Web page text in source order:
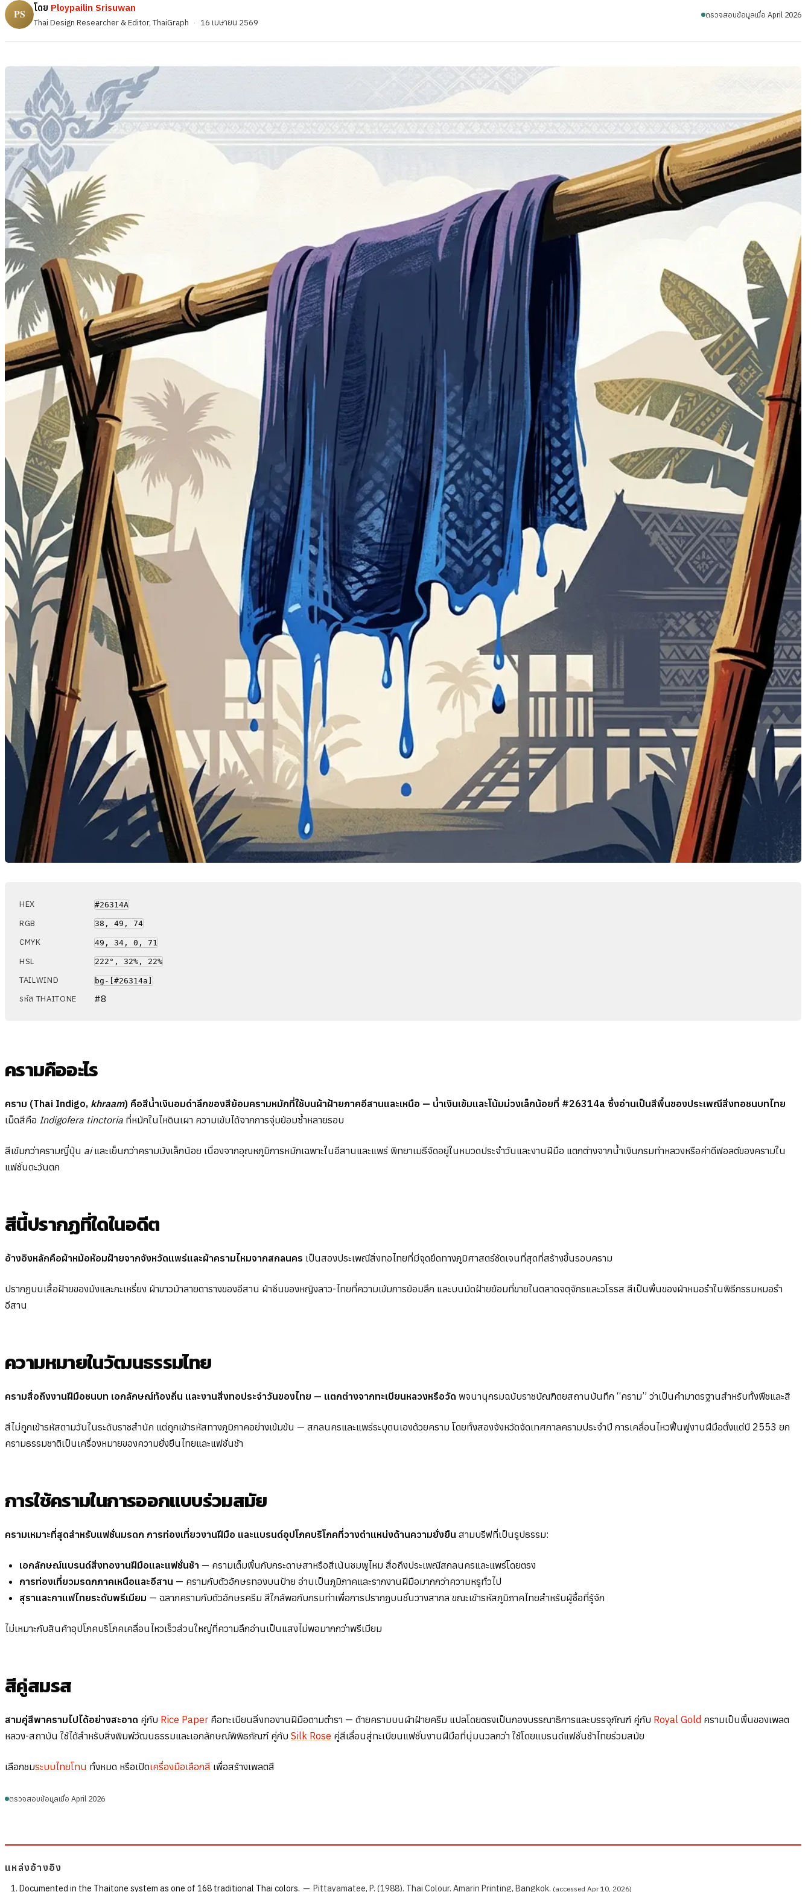
โดย Ploypailin Srisuwan
Thai Design Researcher & Editor, ThaiGraph · 16 เมษายน 2569
ตรวจสอบข้อมูลเมื่อ April 2026
HEX #26314A
RGB 38, 49, 74
CMYK 49, 34, 0, 71
HSL 222°, 32%, 22%
TAILWIND bg-[#26314a]
รหัส THAITONE #8
ครามคืออะไร
คราม (Thai Indigo, khraam) คือสีน้ำเงินอมดำลึกของสีย้อมครามหมักที่ใช้บนผ้าฝ้ายภาคอีสานและเหนือ — น้ำเงินเข้มและโน้มม่วงเล็กน้อยที่ #26314a ซึ่งอ่านเป็นสีพื้นของประเพณีสิ่งทอชนบทไทย
เม็ดสีคือ Indigofera tinctoria ที่หมักในไหดินเผา ความเข้มได้จากการจุ่มย้อมซ้ำหลายรอบ
สีเข้มกว่าครามญี่ปุ่น aiและเย็นกว่าครามม้งเล็กน้อย เนื่องจากอุณหภูมิการหมักเฉพาะในอีสานและแพร่ พิทยาเมธีจัดอยู่ในหมวดประจำวันและงานฝีมือ แตกต่างจากน้ำเงินกรมท่าหลวงหรือค่าดีฟอลต์ของครามใน
แฟชั่นตะวันตก
สีนี้ปรากฏที่ใดในอดีต
อ้างอิงหลักคือผ้าหม้อห้อมฝ้ายจากจังหวัดแพร่และผ้าครามไหมจากสกลนคร เป็นสองประเพณีสิ่งทอไทยที่มีจุดยึดทางภูมิศาสตร์ชัดเจนที่สุดที่สร้างขึ้นรอบคราม
ปรากฏบนเสื้อฝ้ายของม้งและกะเหรี่ยง ผ้าขาวม้าลายตารางของอีสาน ผ้าซิ่นของหญิงลาว-ไทยที่ความเข้มการย้อมลึก และบนมัดฝ้ายย้อมที่ขายในตลาดจตุจักรและวโรรส สีเป็นพื้นของผ้าหมอรำในพิธีกรรมหมอรำ
อีสาน
ความหมายในวัฒนธรรมไทย
ครามสื่อถึงงานฝีมือชนบท เอกลักษณ์ท้องถิ่น และงานสิ่งทอประจำวันของไทย — แตกต่างจากทะเบียนหลวงหรือวัด พจนานุกรมฉบับราชบัณฑิตยสถานบันทึก “คราม” ว่าเป็นคำมาตรฐานสำหรับทั้งพืชและสี
สีไม่ถูกเข้ารหัสตามวันในระดับราชสำนัก แต่ถูกเข้ารหัสทางภูมิภาคอย่างเข้มข้น — สกลนครและแพร่ระบุตนเองด้วยคราม โดยทั้งสองจังหวัดจัดเทศกาลครามประจำปี การเคลื่อนไหวฟื้นฟูงานฝีมือตั้งแต่ปี 2553 ยก
ครามธรรมชาติเป็นเครื่องหมายของความยั่งยืนไทยและแฟชั่นช้า
การใช้ครามในการออกแบบร่วมสมัย
ครามเหมาะที่สุดสำหรับแฟชั่นมรดก การท่องเที่ยวงานฝีมือ และแบรนด์อุปโภคบริโภคที่วางตำแหน่งด้านความยั่งยืน สามบรีฟที่เป็นรูปธรรม:
เอกลักษณ์แบรนด์สิ่งทองานฝีมือและแฟชั่นช้า — ครามเต็มพื้นกับกระดาษสาหรือสีเน้นชมพูไหม สื่อถึงประเพณีสกลนครและแพร่โดยตรง
การท่องเที่ยวมรดกภาคเหนือและอีสาน — ครามกับตัวอักษรทองบนป้าย อ่านเป็นภูมิภาคและรากงานฝีมือมากกว่าความหรูทั่วไป
สุราและกาแฟไทยระดับพรีเมียม — ฉลากครามกับตัวอักษรครีม สีใกล้พอกับกรมท่าเพื่อการปรากฏบนชั้นวางสากล ขณะเข้ารหัสภูมิภาคไทยสำหรับผู้ซื้อที่รู้จัก
ไม่เหมาะกับสินค้าอุปโภคบริโภคเคลื่อนไหวเร็วส่วนใหญ่ที่ความลึกอ่านเป็นแสงไม่พอมากกว่าพรีเมียม
สีคู่สมรส
สามคู่สีพาครามไปได้อย่างสะอาด คู่กับ Rice Paper คือทะเบียนสิ่งทองานฝีมือตามตำรา — ด้ายครามบนผ้าฝ้ายครีม แปลโดยตรงเป็นกองบรรณาธิการและบรรจุภัณฑ์ คู่กับ Royal Gold ครามเป็นพื้นของเพลต
หลวง-สถาบัน ใช้ได้สำหรับสิ่งพิมพ์วัฒนธรรมและเอกลักษณ์พิพิธภัณฑ์ คู่กับ Silk Rose คู่สีเลื่อนสู่ทะเบียนแฟชั่นงานฝีมือที่นุ่มนวลกว่า ใช้โดยแบรนด์แฟชั่นช้าไทยร่วมสมัย
เลือกชมระบบไทยโทน ทั้งหมด หรือเปิดเครื่องมือเลือกสี เพื่อสร้างเพลตสี
ตรวจสอบข้อมูลเมื่อ April 2026
แหล่งอ้างอิง
Documented in the Thaitone system as one of 168 traditional Thai colors. — Pittayamatee, P. (1988). Thai Colour. Amarin Printing, Bangkok. (accessed Apr 10, 2026)